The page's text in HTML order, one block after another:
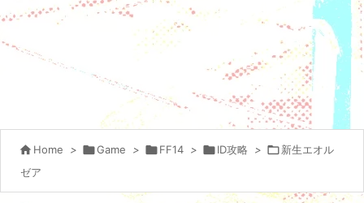
 Home > Game > FF14 > ID攻略 > 新生エオル
ゼア